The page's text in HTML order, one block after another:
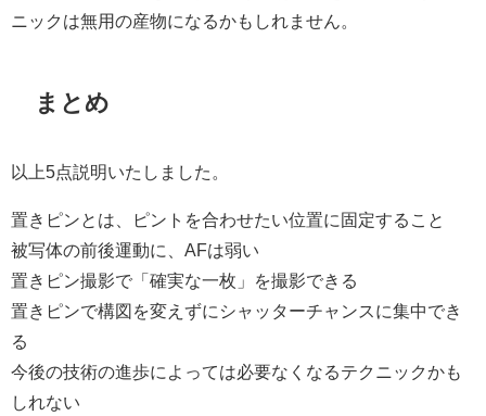
ニックは無用の産物になるかもしれません。
まとめ
以上5点説明いたしました。
置きピンとは、ピントを合わせたい位置に固定すること
被写体の前後運動に、AFは弱い
置きピン撮影で「確実な一枚」を撮影できる
置きピンで構図を変えずにシャッターチャンスに集中でき
る
今後の技術の進歩によっては必要なくなるテクニックかも
しれない